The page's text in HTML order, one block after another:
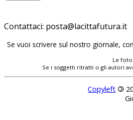
Contattaci:
Se vuoi scrivere sul nostro giornale,
Le
Se i soggetti ritratti o gli autori
Copyleft ©